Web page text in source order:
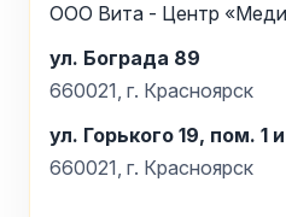
ООО Вита - Центр
ул. Бограда 89
660021, г. Красноярск
ул. Горького 19, пом. 1
660021, г. Красноярск